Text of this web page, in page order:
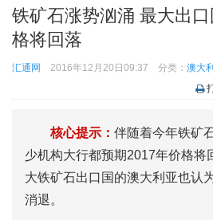
铁矿石涨势汹涌 最大出
格将回落
汇通网 2016年12月20日09:37 分类： 澳大
核心提示： 伴随着今年铁矿
少机构大行都预期2017年价格将
大铁矿石出口国的澳大利亚也认
消退。